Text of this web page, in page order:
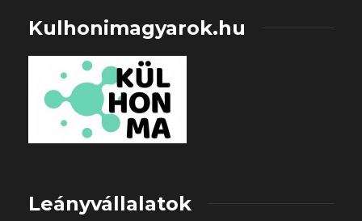
Kulhonimagyarok.hu
Leányvállalatok